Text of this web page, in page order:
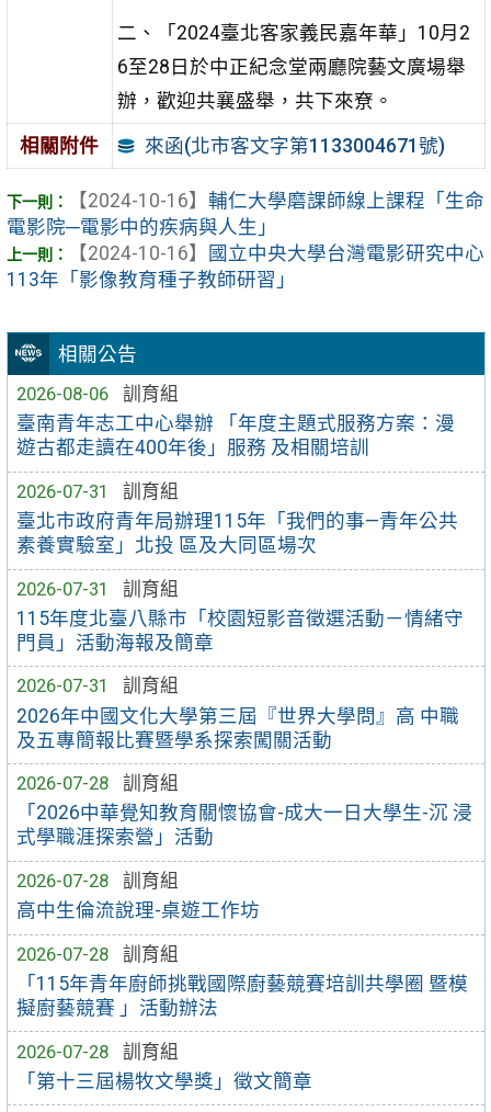
相關公告
2026-08-06
訓育組
臺南青年志工中心舉辦 「年度主題式服務方案：漫
遊古都走讀在400年後」服務 及相關培訓
2026-07-31
訓育組
臺北市政府青年局辦理115年「我們的事—青年公共
素養實驗室」北投 區及大同區場次
2026-07-31
訓育組
115年度北臺八縣市「校園短影音徵選活動－情緒守
門員」活動海報及簡章
2026-07-31
訓育組
2026年中國文化大學第三屆『世界大學問』高 中職
及五專簡報比賽暨學系探索闖關活動
2026-07-28
訓育組
「2026中華覺知教育關懷協會-成大一日大學生-沉 浸
式學職涯探索營」活動
2026-07-28
訓育組
高中生倫流說理-桌遊工作坊
2026-07-28
訓育組
「115年青年廚師挑戰國際廚藝競賽培訓共學圈 暨模
擬廚藝競賽 」活動辦法
2026-07-28
訓育組
「第十三屆楊牧文學獎」徵文簡章
二、「2024臺北客家義民嘉年華」10月2
6至28日於中正紀念堂兩廳院藝文廣場舉
辦，歡迎共襄盛舉，共下來尞。
相關附件 來函(北市客文字第1133004671號)
【2024-10-16】 輔仁大學磨課師線上課程「生命
電影院─電影中的疾病與人生」
【2024-10-16】
國立中央大學台灣電影研究中心
113年「影像教育種子教師研習」